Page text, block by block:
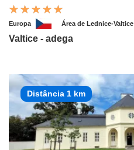
Europa Área de Lednice-Valtice
Valtice - adega
Distância 1 km